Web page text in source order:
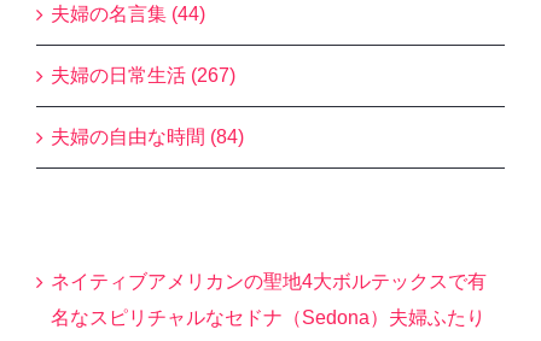
夫婦の名言集 (44)
夫婦の日常生活 (267)
夫婦の自由な時間 (84)
ネイティブアメリカンの聖地4大ボルテックスで有
名なスピリチャルなセドナ（Sedona）夫婦ふたり